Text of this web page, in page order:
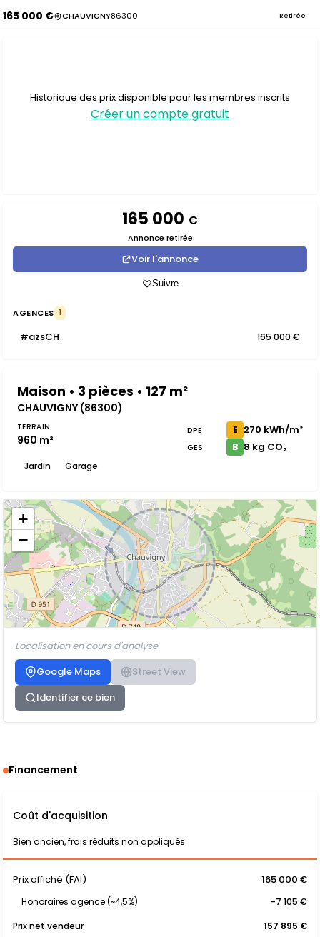
165 000 € CHAUVIGNY86300 Retirée
Historique des prix disponible pour les membres inscrits
Créer un compte gratuit
165 000 €
Annonce retirée
Voir l'annonce
Suivre
AGENCES 1
#azsCH 165 000 €
Maison • 3 pièces • 127 m²
CHAUVIGNY (86300)
TERRAIN
960 m²
Jardin Garage
DPE E 270 kWh/m²
GES B 8 kg CO₂
+
−
Localisation en cours d'analyse
Google Maps
Street View
Identifier ce bien
Financement
Coût d'acquisition
Bien ancien, frais réduits non appliqués
Prix affiché (FAI) 165 000 €
Honoraires agence (~4,5%)
-7 105 €
Prix net vendeur
157 895 €